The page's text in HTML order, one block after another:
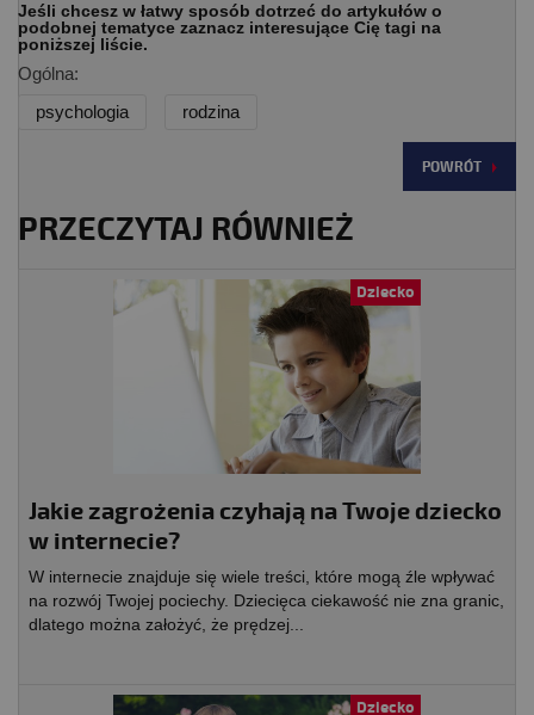
Jeśli chcesz w łatwy sposób dotrzeć do artykułów o
podobnej tematyce zaznacz interesujące Cię tagi na
poniższej liście.
Ogólna:
psychologia
rodzina
POWRÓT
PRZECZYTAJ RÓWNIEŻ
Dziecko
Jakie zagrożenia czyhają na Twoje dziecko
w internecie?
W internecie znajduje się wiele treści, które mogą źle wpływać
na rozwój Twojej pociechy. Dziecięca ciekawość nie zna granic,
dlatego można założyć, że prędzej...
Dziecko